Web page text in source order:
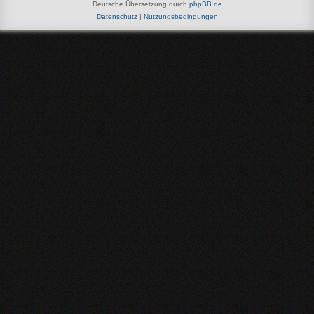
Deutsche Übersetzung durch phpBB.de
Datenschutz| Nutzungsbedingungen